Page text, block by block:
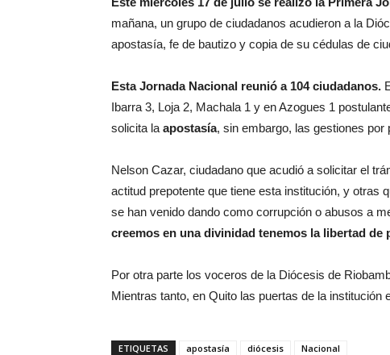
mañana, un grupo de ciudadanos acudieron a la
apostasía, fe de bautizo y copia de su cédulas de
Esta Jornada Nacional reunió a 104 ciudadanos.
Ibarra 3, Loja 2, Machala 1 y en Azogues 1
solicita la apostasía, sin embargo, las gestiones por
Nelson Cazar, ciudadano que acudió a solicitar el
actitud prepotente que tiene esta institución, y otras
se han venido dando como corrupción o abusos a
creemos en una divinidad tenemos la libertad de
Por otra parte los voceros de la Diócesis de
Mientras tanto, en Quito las puertas de la
ETIQUETAS apostasía diócesis Nacional